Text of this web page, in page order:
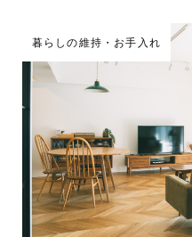
暮らしの維持・お手入れ